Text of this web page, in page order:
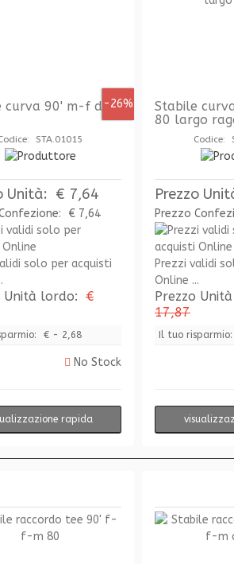
-26%
curva 90' m-f dn
STA.01015
Unità: € 7,64
€ 7,64
solo per acquisti
Unità lordo: €
€ - 2,68
No Stock
rapida
Stabile
80 largo
Codice:
Prezzo
Prezzo
Prezzi validi
Online ...
Prezzo
17,87
Il tuo risparmio: